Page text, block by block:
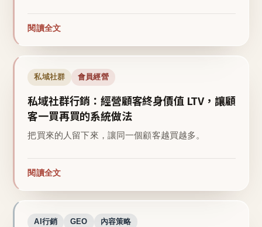
閱讀全文
私域社群 會員經營
私域社群行銷：經營顧客終身價值 LTV，讓顧
客一買再買的系統做法
把買來的人留下來，讓同一個顧客越買越多。
閱讀全文
AI行銷 GEO 內容策略